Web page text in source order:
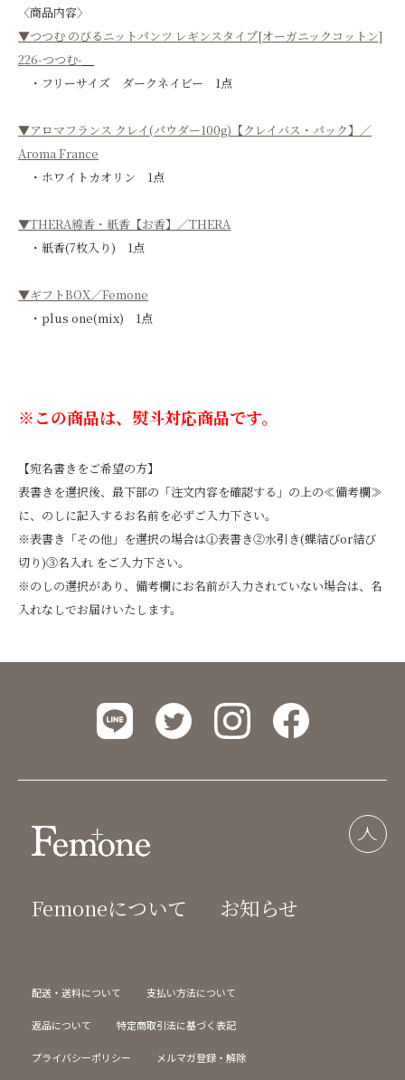
〈商品内容〉
▼つつむ のびるニットパンツ レギンスタイプ[オーガニックコットン]
226-つつむ-
・フリーサイズ ダークネイビー 1点
▼アロマフランス クレイ(パウダー100g)【クレイバス・パック】／
Aroma France
・ホワイトカオリン 1点
▼THERA線香・紙香【お香】／THERA
・紙香(7枚入り) 1点
▼ギフトBOX／Femone
・plus one(mix) 1点
※この商品は、熨斗対応商品です。
【宛名書きをご希望の方】
表書きを選択後、最下部の「注文内容を確認する」の上の≪備考欄≫
に、のしに記入するお名前を必ずご入力下さい。
※表書き「その他」を選択の場合は①表書き②水引き(蝶結びor結び
切り)③名入れ をご入力下さい。
※のしの選択があり、備考欄にお名前が入力されていない場合は、名
入れなしでお届けいたします。
Femoneについて お知らせ
配送・送料について 支払い方法について
返品について 特定商取引法に基づく表記
プライバシーポリシー メルマガ登録・解除